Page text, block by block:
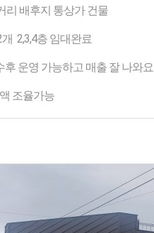
리 배후지 통상가 건물
2,3,4층 임대완료
후 운영 가능하고 매출 잘 나와요
조율가능